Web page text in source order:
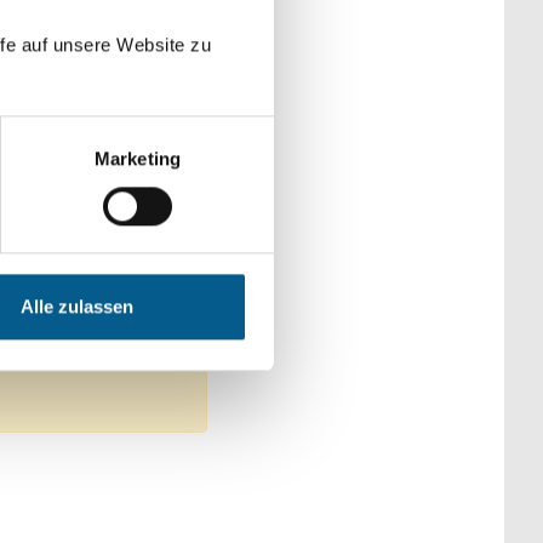
auf unsere Website zu
Marketing
Alle zulassen
Kategorien